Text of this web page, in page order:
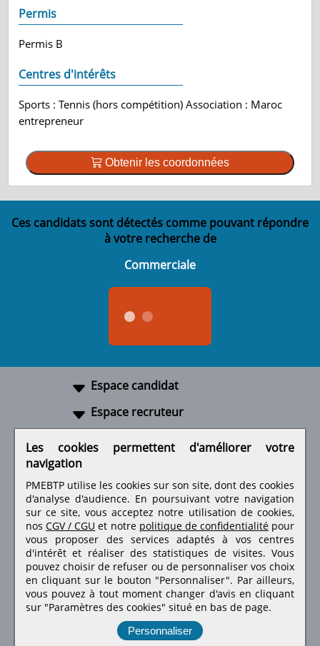
Permis
Permis B
Centres d'intérêts
Sports : Tennis (hors compétition) Association : Maroc
entrepreneur
Obtenir les coordonnées
Ces candidats sont détectés comme pouvant répondre
à votre recherche de
Commerciale
Espace candidat
Espace recruteur
Retrouvez-nous sur les réseaux sociaux
Les cookies permettent d'améliorer votre
navigation
PMEBTP utilise les cookies sur son site, dont des cookies
d'analyse d'audience. En poursuivant votre navigation
sur ce site, vous acceptez notre utilisation de cookies,
nos CGV / CGU et notre politique de confidentialité pour
vous proposer des services adaptés à vos centres
d'intérêt et réaliser des statistiques de visites.Vous
pouvez choisir de refuser ou de personnaliser vos choix
en cliquant sur le bouton "Personnaliser". Par ailleurs,
vous pouvez à tout moment changer d'avis en cliquant
sur "Paramètres des cookies" situé en bas de page.
Personnaliser